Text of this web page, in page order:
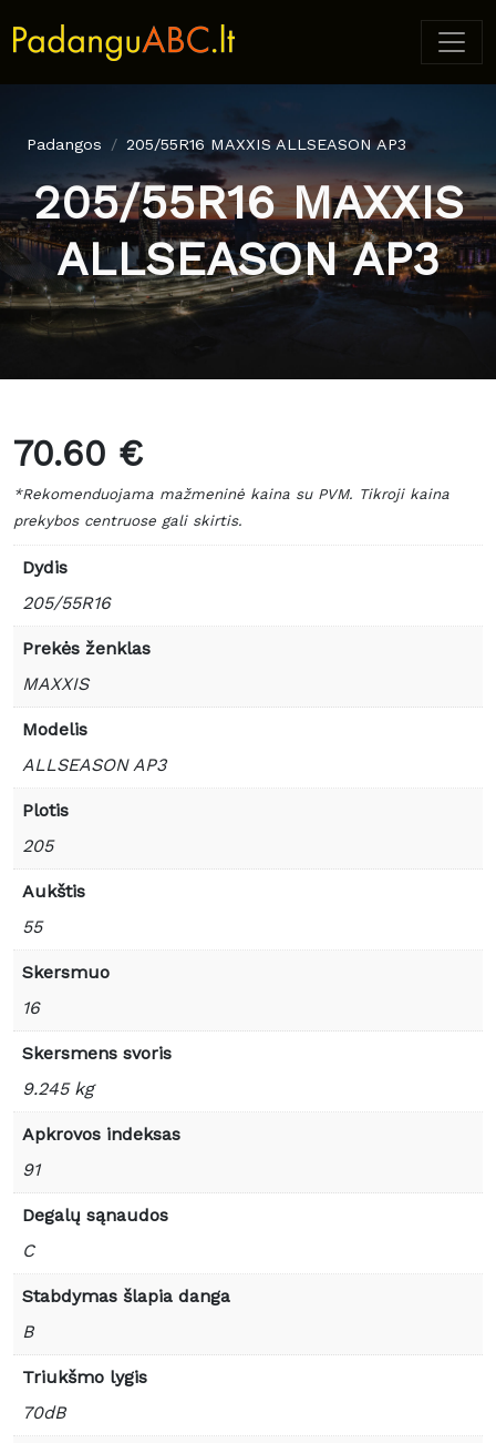
Padangos 205/55R16 MAXXIS ALLSEASON AP3
205/55R16 MAXXIS
ALLSEASON AP3
70.60 €
*Rekomenduojama mažmeninė kaina su PVM. Tikroji kaina
prekybos centruose gali skirtis.
Dydis
205/55R16
Prekės ženklas
MAXXIS
Modelis
ALLSEASON AP3
Plotis
205
Aukštis
55
Skersmuo
16
Skersmens svoris
9.245 kg
Apkrovos indeksas
91
Degalų sąnaudos
C
Stabdymas šlapia danga
B
Triukšmo lygis
70dB